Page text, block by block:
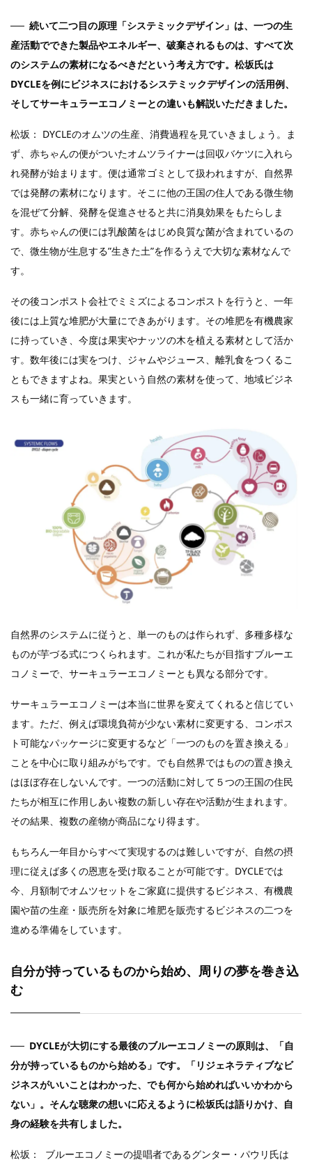
続いて二つ目の原理「システミックデザイン」は、一つの生
産活動でできた製品やエネルギー、破棄されるものは、すべて次
のシステムの素材になるべきだという考え方です。松坂氏は
DYCLEを例にビジネスにおけるシステミックデザインの活用例、
そしてサーキュラーエコノミーとの違いも解説いただきました。
松坂： DYCLEのオムツの生産、消費過程を見ていきましょう。ま
ず、赤ちゃんの便がついたオムツライナーは回収バケツに入れら
れ発酵が始まります。便は通常ゴミとして扱われますが、自然界
では発酵の素材になります。そこに他の王国の住人である微生物
を混ぜて分解、発酵を促進させると共に消臭効果をもたらしま
す。赤ちゃんの便には乳酸菌をはじめ良質な菌が含まれているの
で、微生物が生息する”生きた土”を作るうえで大切な素材なんで
す。
その後コンポスト会社でミミズによるコンポストを行うと、一年
後には上質な堆肥が大量にできあがります。その堆肥を有機農家
に持っていき、今度は果実やナッツの木を植える素材として活か
す。数年後には実をつけ、ジャムやジュース、離乳食をつくるこ
ともできますよね。果実という自然の素材を使って、地域ビジネ
スも一緒に育っていきます。
自然界のシステムに従うと、単一のものは作られず、多種多様な
ものが芋づる式につくられます。これが私たちが目指すブルーエ
コノミーで、サーキュラーエコノミーとも異なる部分です。
サーキュラーエコノミーは本当に世界を変えてくれると信じてい
ます。ただ、例えば環境負荷が少ない素材に変更する、コンポス
ト可能なパッケージに変更するなど「一つのものを置き換える」
ことを中心に取り組みがちです。でも自然界ではものの置き換え
はほぼ存在しないんです。一つの活動に対して５つの王国の住民
たちが相互に作用しあい複数の新しい存在や活動が生まれます。
その結果、複数の産物が商品になり得ます。
もちろん一年目からすべて実現するのは難しいですが、自然の摂
理に従えば多くの恩恵を受け取ることが可能です。DYCLEでは
今、月額制でオムツセットをご家庭に提供するビジネス、有機農
園や苗の生産・販売所を対象に堆肥を販売するビジネスの二つを
進める準備をしています。
自分が持っているものから始め、周りの夢を巻き込
む
DYCLEが大切にする最後のブルーエコノミーの原則は、「自
分が持っているものから始める」です。「リジェネラティブなビ
ジネスがいいことはわかった、でも何から始めればいいかわから
ない」。そんな聴衆の想いに応えるように松坂氏は語りかけ、自
身の経験を共有しました。
松坂： ブルーエコノミーの提唱者であるグンター・パウリ氏は